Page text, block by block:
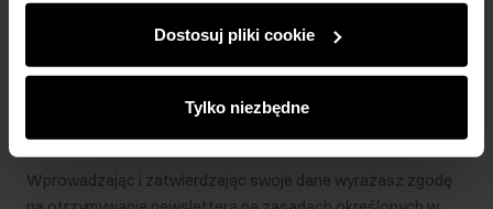
partnerom społecznościowym, reklamowym i
analitycznym. Partnerzy mogą połączyć te informacje z
podczas korzystania z ich usług.
Dostosuj pliki cookie
Tylko niezbędne
Zapisz się
Wprowadzając i zatwierdzając swoje dane wyrażasz zgodę